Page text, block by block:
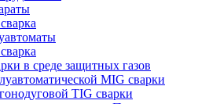
в среде защитных газов
MIG сварки
TIG сварки